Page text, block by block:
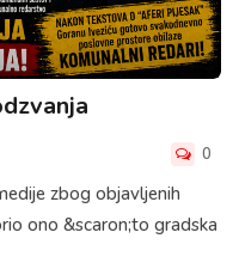
0
zbog objavljenih
ono &scaron;to gradska